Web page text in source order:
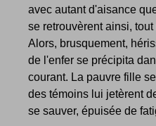
avec autant d'aisance
se retrouvèrent ainsi,
Alors, brusquement,
de l'enfer se précipita
courant. La pauvre fille
des témoins lui jetèrent
se sauver, épuisée de